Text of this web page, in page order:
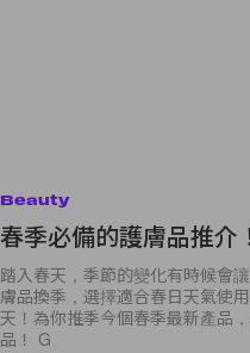
Beauty
春季必備的護膚品推介
踏入春天，季節的變化有時候會
膚品換季，選擇適合春日天氣使
天！為你推季今個春季最新產品
品！ G